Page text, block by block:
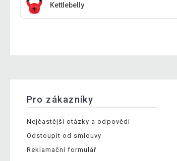
Kettlebelly
Pro zákazníky
Nejčastější otázky a odpovědi
Odstoupit od smlouvy
Reklamační formulář